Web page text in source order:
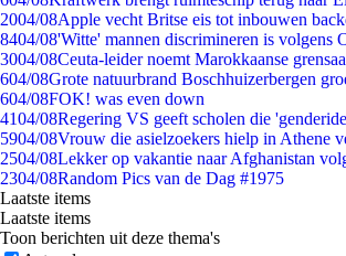
2004/08Apple vecht Britse eis tot inbouwen
8404/08'Witte' mannen discrimineren is volgens
3004/08Ceuta-leider noemt Marokkaanse
604/08Grote natuurbrand Boschhuizerbergen
604/08FOK! was even down
4104/08Regering VS geeft scholen die
5904/08Vrouw die asielzoekers hielp in Athene
2504/08Lekker op vakantie naar Afghanistan
2304/08Random Pics van de Dag #1975
Laatste items
Laatste items
Toon berichten uit deze thema's